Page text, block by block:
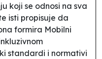
koji se odnosi na sva
isti propisuje da
formira Mobilni
standardi i normativi